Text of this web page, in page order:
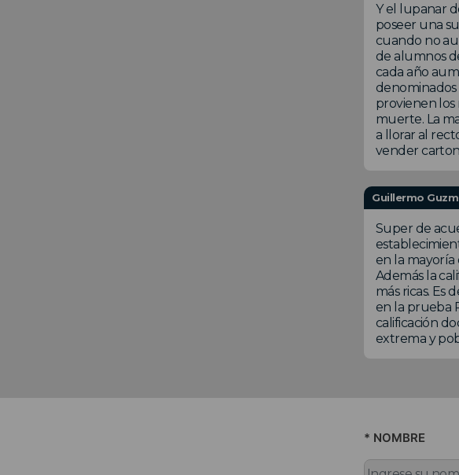
Y el lupanar
poseer una
cuando no
de alumnos
cada año
denominados
provienen
muerte. La
a llorar al
vender
Guillermo
Super de
en la mayoría
Además la
más ricas. Es
en la prueba
calificación
extrema y
* NOMBRE